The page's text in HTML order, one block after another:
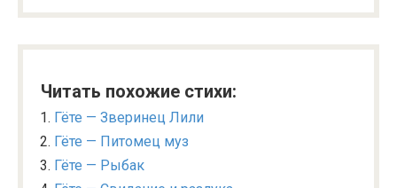
Читать похожие стихи:
Гёте — Зверинец Лили
Гёте — Питомец муз
Гёте — Рыбак